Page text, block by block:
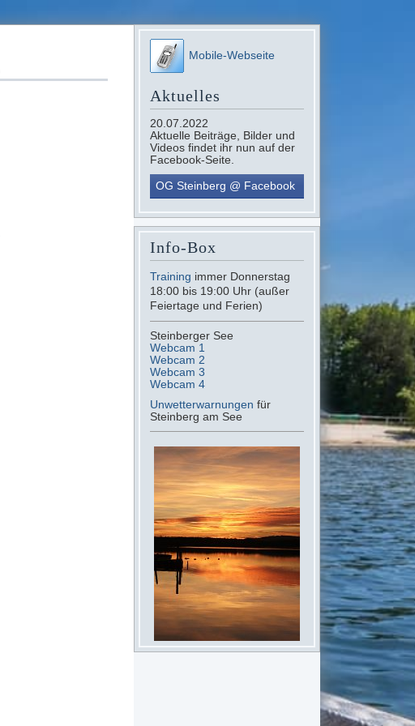
Mobile-Webseite
Aktuelles
20.07.2022
Aktuelle Beiträge, Bilder und
Videos findet ihr nun auf der
Facebook-Seite.
OG Steinberg @ Facebook
Info-Box
Training immer Donnerstag
18:00 bis 19:00 Uhr (außer
Feiertage und Ferien)
Steinberger See
Webcam 1
Webcam 2
Webcam 3
Webcam 4
Unwetterwarnungen für
Steinberg am See